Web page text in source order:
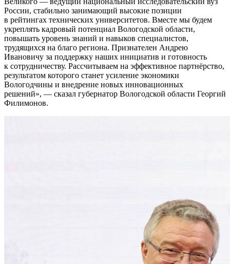
России, стабильно занимающий высокие позиции
в рейтингах технических университетов. Вместе мы будем
укреплять кадровый потенциал Вологодской области,
повышать уровень знаний и навыков специалистов,
трудящихся на благо региона. Признателен Андрею
Ивановичу за поддержку наших инициатив и готовность
к сотрудничеству. Рассчитываем на эффективное партнёрство,
результатом которого станет усиление экономики
Вологодчины и внедрение новых инновационных
решений , — сказал губернатор Вологодской области Георгий
Филимонов.